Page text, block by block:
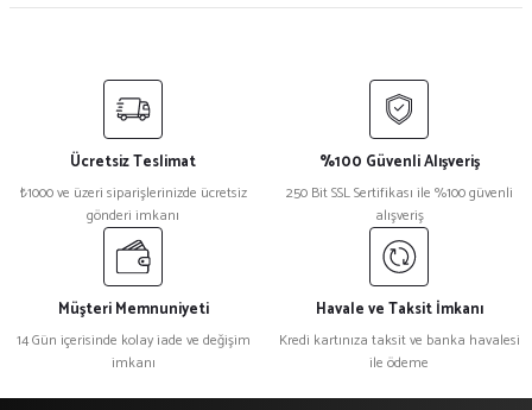
Ücretsiz Teslimat
₺1000 ve üzeri siparişlerinizde ücretsiz
gönderi imkanı
%100 Güvenli Alışveriş
250 Bit SSL Sertifikası ile %100 güvenli
alışveriş
Müşteri Memnuniyeti
14 Gün içerisinde kolay iade ve değişim
imkanı
Havale ve Taksit İmkanı
Kredi kartınıza taksit ve banka havalesi
ile ödeme